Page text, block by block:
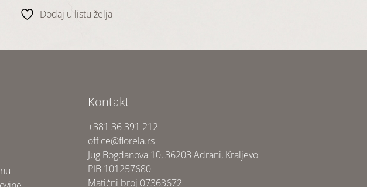
Dodaj u listu želja
Kontakt
+381 36 391 212
office@florela.rs
Jug Bogdanova 10, 36203 Adrani, Kraljevo
PIB 101257680
Matični broj 07363672